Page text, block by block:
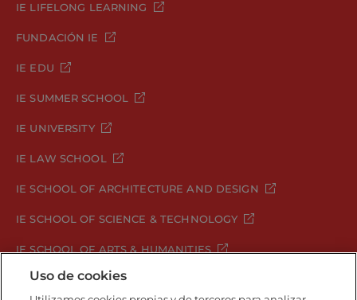
IE LIFELONG LEARNING
FUNDACIÓN IE
IE EDU
IE SUMMER SCHOOL
IE UNIVERSITY
IE LAW SCHOOL
IE SCHOOL OF ARCHITECTURE AND DESIGN
IE SCHOOL OF SCIENCE & TECHNOLOGY
IE SCHOOL OF ARTS & HUMANITIES
Uso de cookies